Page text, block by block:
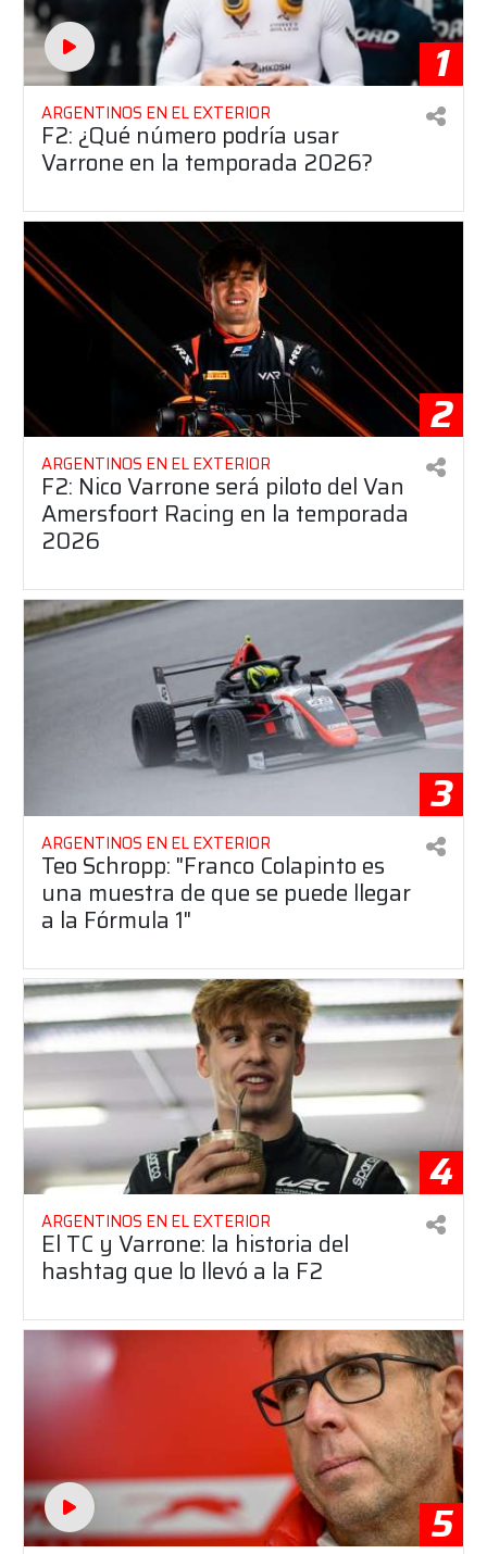
1
ARGENTINOS EN EL EXTERIOR
F2: ¿Qué número podría usar
Varrone en la temporada 2026?
2
ARGENTINOS EN EL EXTERIOR
F2: Nico Varrone será piloto del Van
Amersfoort Racing en la temporada
2026
3
ARGENTINOS EN EL EXTERIOR
Teo Schropp: "Franco Colapinto es
una muestra de que se puede llegar
a la Fórmula 1"
4
ARGENTINOS EN EL EXTERIOR
El TC y Varrone: la historia del
hashtag que lo llevó a la F2
5